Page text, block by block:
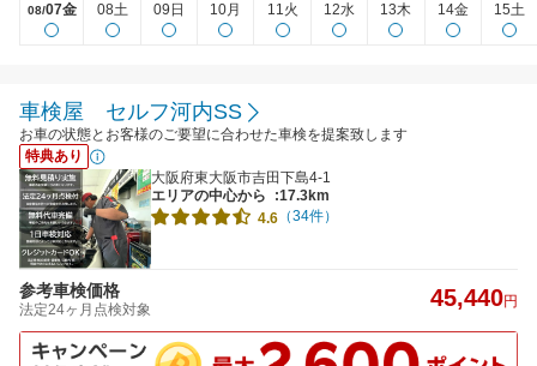
08/07金 08土 09日 10月 11火 12水 13木 14金 15土
車検屋 セルフ河内SS
お車の状態とお客様のご要望に合わせた車検を提案致します
特典あり
大阪府東大阪市吉田下島4-1
エリアの中心から
:17.3km
4.6 （34件）
参考車検価格
法定24ヶ月点検対象 45,440円